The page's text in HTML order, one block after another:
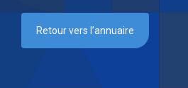
Retour vers l’annuaire